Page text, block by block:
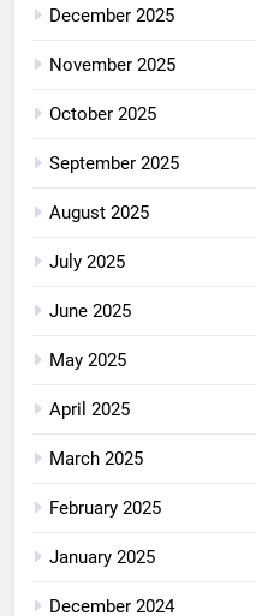
December 2025
November 2025
October 2025
September 2025
August 2025
July 2025
June 2025
May 2025
April 2025
March 2025
February 2025
January 2025
December 2024